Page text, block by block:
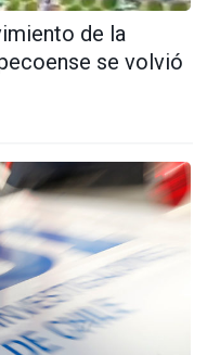
de la
se volvió